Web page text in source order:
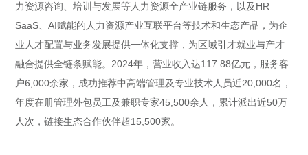
力资源咨询、培训与发展等人力资源全产业链服务，以及HR
SaaS、AI赋能的人力资源产业互联平台等技术和生态产品，为企
业人才配置与业务发展提供一体化支撑，为区域引才就业与产才
融合提供全链条赋能。2024年，营业收入达117.88亿元，服务客
户6,000余家，成功推荐中高端管理及专业技术人员近20,000名，
年度在册管理外包员工及兼职专家45,500余人，累计派出近50万
人次，链接生态合作伙伴超15,500家。